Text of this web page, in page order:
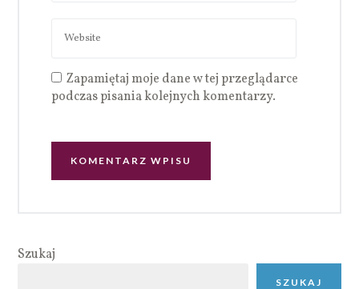
Zapamiętaj moje dane w tej przeglądarce
podczas pisania kolejnych komentarzy.
Szukaj
SZUKAJ